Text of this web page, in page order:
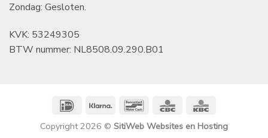
Zondag: Gesloten.
KVK: 53249305
BTW nummer: NL8508.09.290.B01
IDeal Klarna BancontactCBC
Copyright 2026 © SitiWeb Websites en Hosting